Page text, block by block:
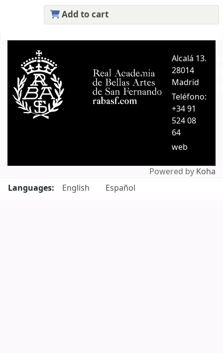
Add to cart
Alcalá 13.
28014
Madrid
Teléfono:
+34 91
524 08
64
web
Powered by Koha
Languages:
English Español